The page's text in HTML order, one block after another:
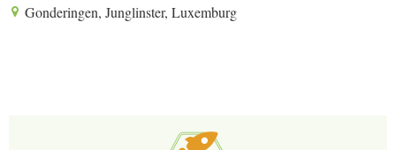
Gonderingen, Junglinster, Luxemburg